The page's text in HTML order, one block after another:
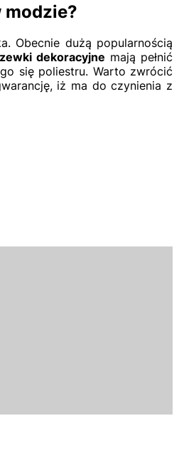
modzie?
Obecnie dużą popularnością
dekoracyjne mają pełnić
się poliestru. Warto zwrócić
iż ma do czynienia z